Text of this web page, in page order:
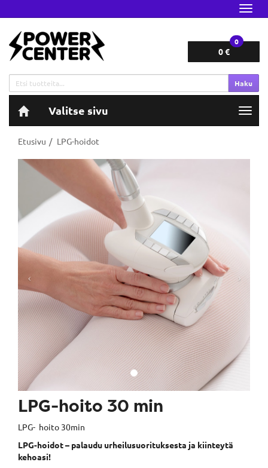
0 €
0
Haku
Valitse sivu
Etusivu LPG-hoidot
LPG-hoito 30 min
LPG- hoito 30min
LPG-hoidot – palaudu urheilusuorituksesta ja kiinteytä
kehoasi!